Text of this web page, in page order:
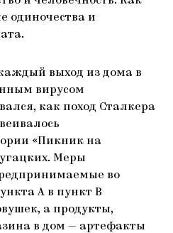
одиночества и
выход из дома в
вирусом
как поход Сталкера
«Пикник на
Меры
во
А в пункт В
а продукты,
в дом — артефакты